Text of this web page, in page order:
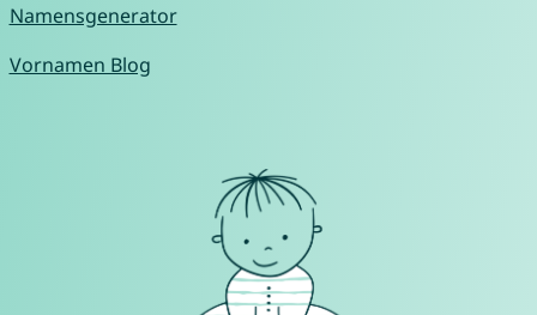
Namensgenerator
Vornamen Blog